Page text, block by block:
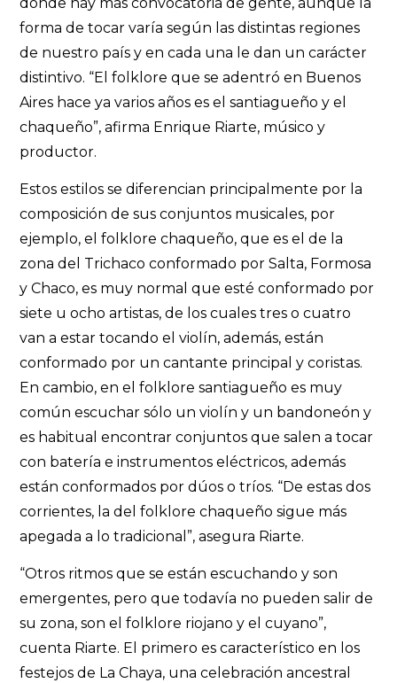
forma de tocar varía según las distintas regiones
de nuestro país y en cada una le dan un carácter
distintivo. “El folklore que se adentró en Buenos
Aires hace ya varios años es el santiagueño y el
chaqueño”, afirma Enrique Riarte, músico y
productor.
Estos estilos se diferencian principalmente por la
composición de sus conjuntos musicales, por
ejemplo, el folklore chaqueño, que es el de la
zona del Trichaco conformado por Salta, Formosa
y Chaco, es muy normal que esté conformado por
siete u ocho artistas, de los cuales tres o cuatro
van a estar tocando el violín, además, están
conformado por un cantante principal y coristas.
En cambio, en el folklore santiagueño es muy
común escuchar sólo un violín y un bandoneón y
es habitual encontrar conjuntos que salen a tocar
con batería e instrumentos eléctricos, además
están conformados por dúos o tríos. “De estas dos
corrientes, la del folklore chaqueño sigue más
apegada a lo tradicional”, asegura Riarte.
“Otros ritmos que se están escuchando y son
emergentes, pero que todavía no pueden salir de
su zona, son el folklore riojano y el cuyano”,
cuenta Riarte. El primero es característico en los
festejos de La Chaya, una celebración ancestral